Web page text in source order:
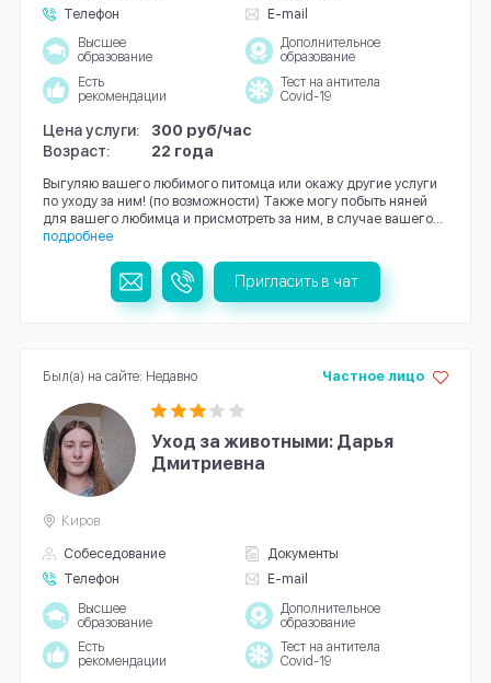
Телефон
E-mail
Высшее
образование
Дополнительное
образование
Есть
рекомендации
Тест на антитела
Covid-19
Цена услуги:
300 руб/час
Возраст:
22 года
Выгуляю вашего любимого питомца или окажу другие услуги
по уходу за ним! (по возможности) Также могу побыть няней
для вашего любимца и присмотреть за ним, в случае вашего...
подробнее
Пригласить в чат
Уход за животными: Дарья
Дмитриевна
Собеседование
Документы
Телефон
E-mail
Частное лицо
Киров
Высшее
образование
Дополнительное
образование
Есть
рекомендации
Тест на антитела
Covid-19
Был(а) на сайте: Недавно